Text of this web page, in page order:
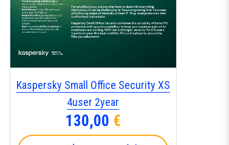
Kaspersky Small Office Security XS
4user 2year
130,00 €